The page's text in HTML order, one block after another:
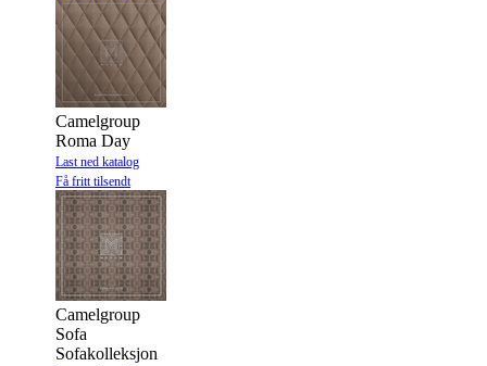
Camelgroup
Roma Day
Last ned katalog
Få fritt tilsendt
Camelgroup
Sofa
Sofakolleksjon